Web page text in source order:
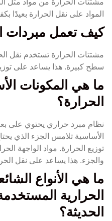
مشتتات الحرارة من مواد مثل
المواد على نقل الحرارة بعيدًا
كيف تعمل مبردات
مشتتات الحرارة تستخدم نقل
سطح كبيرة. هذا يساعد على
ما هي المكونات
الحرارة؟
نظام مبرد حراري يحتوي على
الأساسية تلامس الجزء الذي
توزيع الحرارة. مواد الواجهة
والجزء. هذا يساعد على نقل
ما هي الأنواع
الحرارية
الحديثة؟